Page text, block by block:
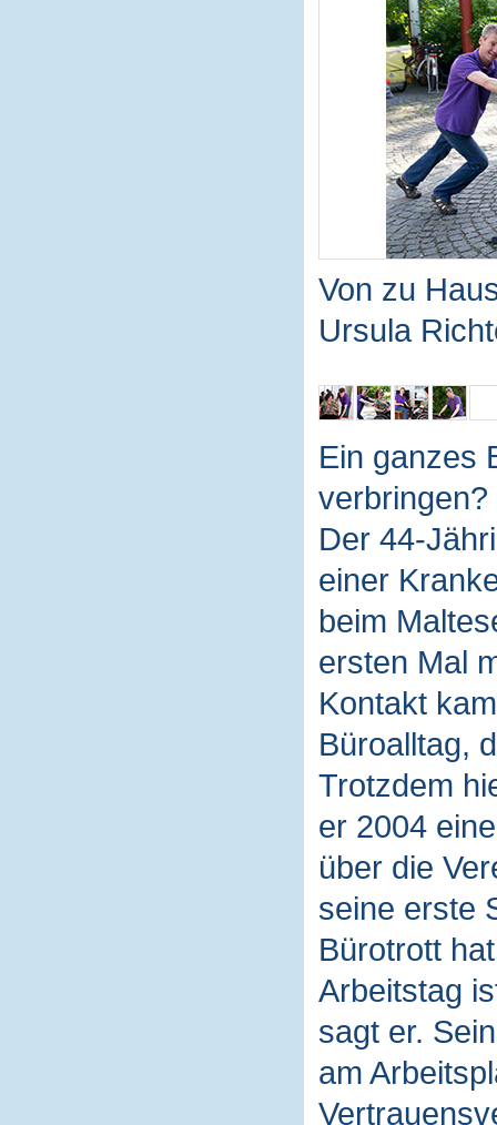
Von zu
Ursula
Ein ganzes
Der 44-
einer
beim
ersten Mal
Kontakt
Büroalltag,
Trotzdem
er 2004
über die
seine erste
Bürotrott
Arbeitstag
sagt er.
am